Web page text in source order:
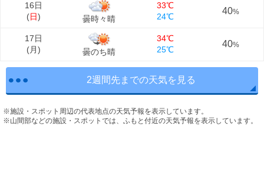
16日
(日) 曇時々晴
33℃
24℃
40%
17日
(月) 曇のち晴
34℃
25℃
40%
2週間先までの天気を見る
※施設・スポット周辺の代表地点の天気予報を表示しています。
※山間部などの施設・スポットでは、ふもと付近の天気予報を表示しています。